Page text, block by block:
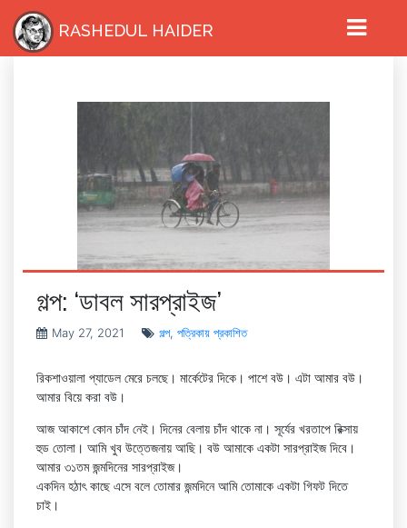
RASHEDUL HAIDER
গল্প: ‘ডাবল সারপ্রাইজ’
May 27, 2021 গল্প, পত্রিকায় প্রকাশিত
রিকশাওয়ালা প্যাডেল মেরে চলছে। মার্কেটের দিকে। পাশে বউ। এটা আমার বউ।
আমার বিয়ে করা বউ।
আজ আকাশে কোন চাঁদ নেই। দিনের বেলায় চাঁদ থাকে না। সূর্যের খরতাপে রিক্সায়
হুড তোলা। আমি খুব উত্তেজনায় আছি। বউ আমাকে একটা সারপ্রাইজ দিবে।
আমার ৩১তম জন্মদিনের সারপ্রাইজ।
একদিন হঠাৎ কাছে এসে বলে তোমার জন্মদিনে আমি তোমাকে একটা গিফট দিতে
চাই।